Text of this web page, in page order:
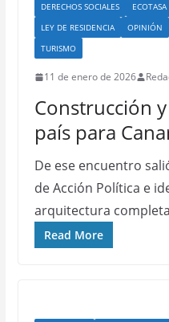
DERECHOS SOCIALES ECOTASA
LEY DE RESIDENCIA
OPINIÓN
TURISMO
11 de enero de 2026
Construcción
país para
De ese encuentro
de Acción Política e
arquitectura
Read More